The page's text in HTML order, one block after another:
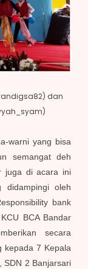
dan
warni yang bisa
semangat deh
juga di acara ini
didampingi oleh
bank
BCA Bandar
secara
kepada 7 Kepala
SDN 2 Banjarsari